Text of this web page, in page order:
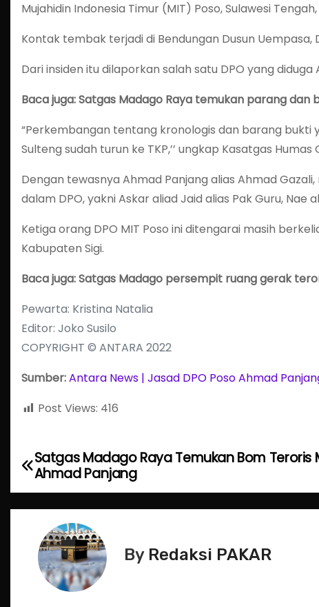
Mujahidin Indonesia Timur (MIT) Poso, Sulawesi
Kontak tembak terjadi di Bendungan Dusun Uempasa,
Dari insiden itu dilaporkan salah satu DPO yang
Baca juga: Satgas Madago Raya temukan parang dan
“Perkembangan tentang kronologis dan barang bukti
Sulteng sudah turun ke TKP,’’ ungkap Kasatgas
Dengan tewasnya Ahmad Panjang alias Ahmad
dalam DPO, yakni Askar aliad Jaid alias Pak Guru, Nae
Ketiga orang DPO MIT Poso ini ditengarai masih
Kabupaten Sigi.
Baca juga: Satgas Madago persempit ruang gerak
Pewarta: Kristina Natalia
Editor: Joko Susilo
COPYRIGHT © ANTARA 2022
Sumber:Antara News | Jasad DPO Poso Ahmad
Post Views: 416
P
o
Satgas Madago Raya Temukan Bom Teroris
Ahmad Panjang
By Redaksi PAKAR